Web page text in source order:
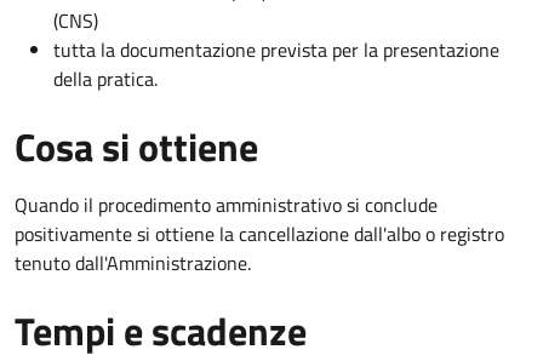
(CNS)
tutta la documentazione prevista per la presentazione
della pratica.
Cosa si ottiene
Quando il procedimento amministrativo si conclude
positivamente si ottiene la cancellazione dall'albo o registro
tenuto dall'Amministrazione.
Tempi e scadenze